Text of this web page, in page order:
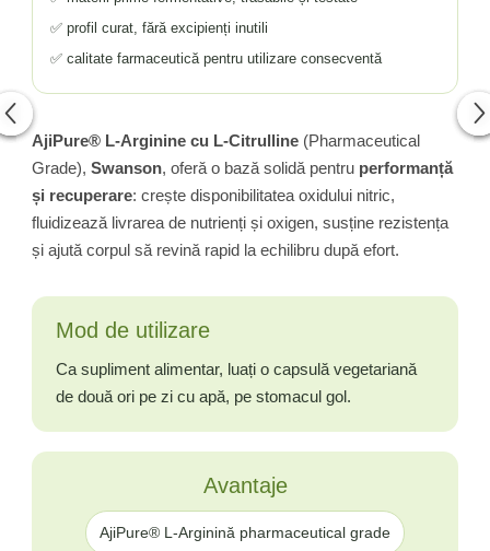
✅ profil curat, fără excipienți inutili
✅ calitate farmaceutică pentru utilizare consecventă
AjiPure® L-Arginine cu L-Citrulline (Pharmaceutical
Grade), Swanson, oferă o bază solidă pentru performanță
și recuperare: crește disponibilitatea oxidului nitric,
fluidizează livrarea de nutrienți și oxigen, susține rezistența
și ajută corpul să revină rapid la echilibru după efort.
Mod de utilizare
Ca supliment alimentar, luați o capsulă vegetariană
de două ori pe zi cu apă, pe stomacul gol.
Avantaje
AjiPure® L-Arginină pharmaceutical grade